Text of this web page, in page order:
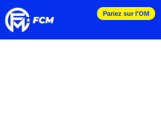
Pariez sur l'OM